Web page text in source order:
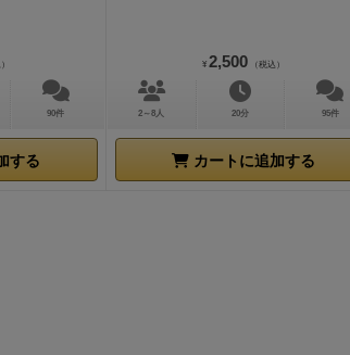
90件
する
¥ 2,500 （税込）
2～8人 20分 95件
カートに追加する